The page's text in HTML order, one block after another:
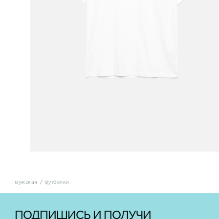
мужская футболки
ПОДПИШИСЬ И ПОЛУЧИ